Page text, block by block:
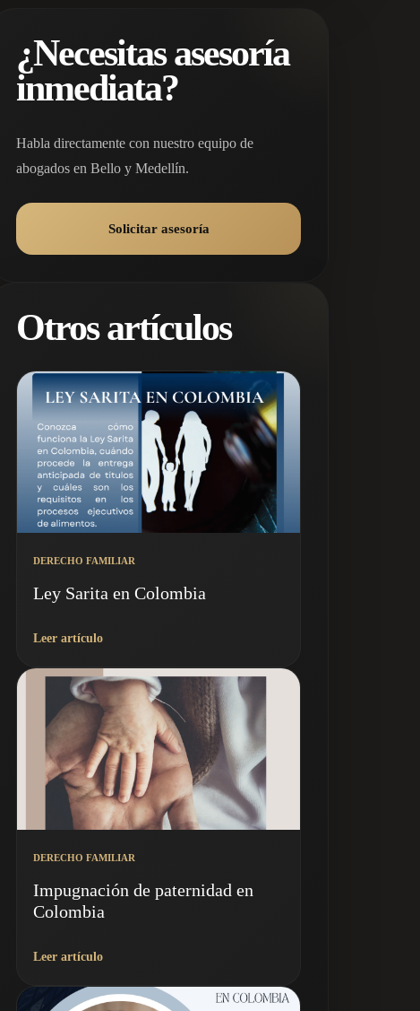
¿Necesitas asesoría
inmediata?
Habla directamente con nuestro equipo de
abogados en Bello y Medellín.
Solicitar asesoría
Otros artículos
DERECHO FAMILIAR
Ley Sarita en Colombia
Leer artículo
DERECHO FAMILIAR
Impugnación de paternidad en
Colombia
Leer artículo